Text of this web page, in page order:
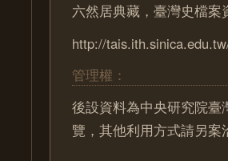
六然居典藏，臺灣史檔案
http://
管理權：
後設資料為中央研究院
覽，其他利用方式請另案